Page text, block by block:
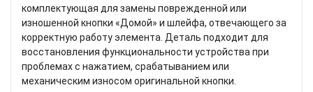
комплектующая для замены поврежденной или
изношенной кнопки «Домой» и шлейфа, отвечающего за
корректную работу элемента. Деталь подходит для
восстановления функциональности устройства при
проблемах с нажатием, срабатыванием или
механическим износом оригинальной кнопки.